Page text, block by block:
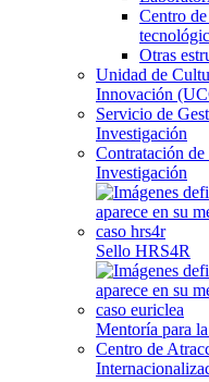
Centro
Otras
Unidad de
Innovación
Servicio de
Investigación
Contratación de
Investigación
Sello HRS4R
Mentoría para
Centro de